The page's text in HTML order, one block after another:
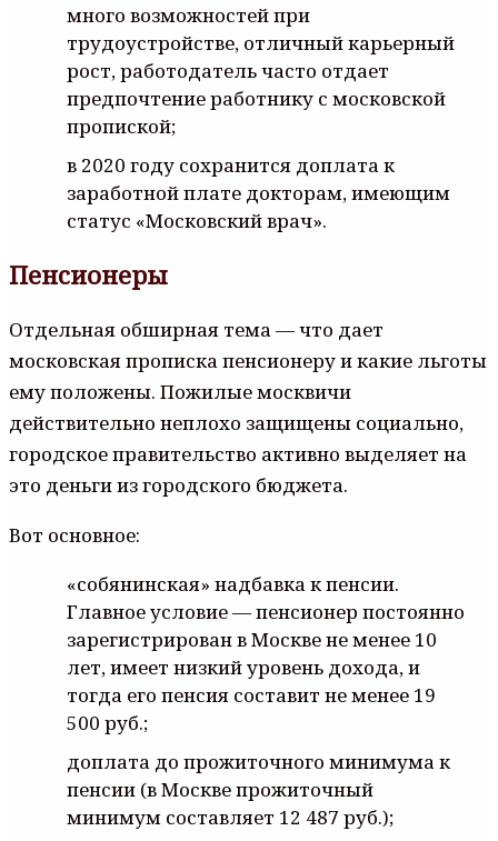
много возможностей при
трудоустройстве, отличный карьерный
рост, работодатель часто отдает
предпочтение работнику с московской
пропиской;
в 2020 году сохранится доплата к
заработной плате докторам, имеющим
статус «Московский врач».
Пенсионеры
Отдельная обширная тема — что дает
московская прописка пенсионеру и какие льготы
ему положены. Пожилые москвичи
действительно неплохо защищены социально,
городское правительство активно выделяет на
это деньги из городского бюджета.
Вот основное:
«собянинская» надбавка к пенсии.
Главное условие — пенсионер постоянно
зарегистрирован в Москве не менее 10
лет, имеет низкий уровень дохода, и
тогда его пенсия составит не менее 19
500 руб.;
доплата до прожиточного минимума к
пенсии (в Москве прожиточный
минимум составляет 12 487 руб.);